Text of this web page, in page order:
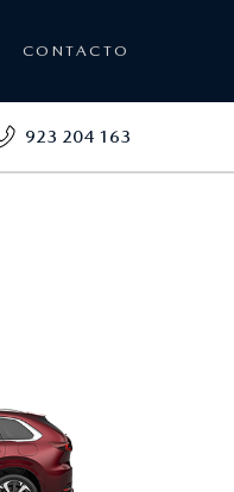
CONTACTO
923 204 163